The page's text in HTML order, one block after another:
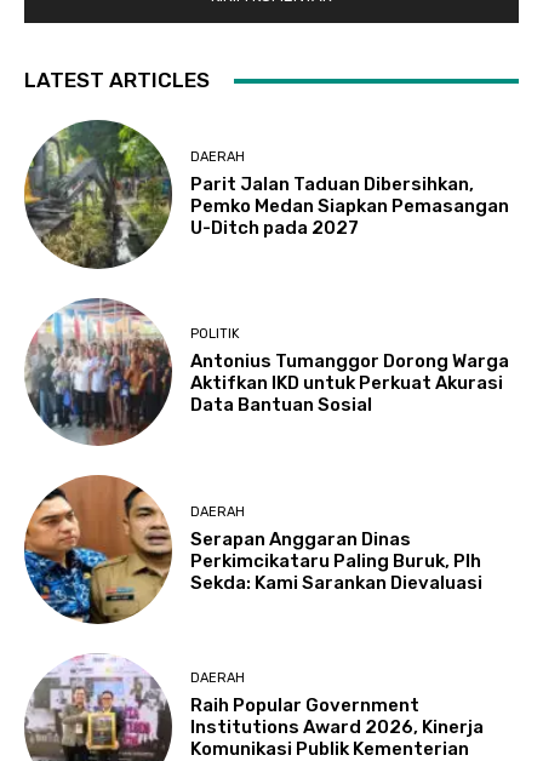
LATEST ARTICLES
DAERAH
Parit Jalan Taduan Dibersihkan,
Pemko Medan Siapkan Pemasangan
U-Ditch pada 2027
POLITIK
Antonius Tumanggor Dorong Warga
Aktifkan IKD untuk Perkuat Akurasi
Data Bantuan Sosial
DAERAH
Serapan Anggaran Dinas
Perkimcikataru Paling Buruk, Plh
Sekda: Kami Sarankan Dievaluasi
DAERAH
Raih Popular Government
Institutions Award 2026, Kinerja
Komunikasi Publik Kementerian